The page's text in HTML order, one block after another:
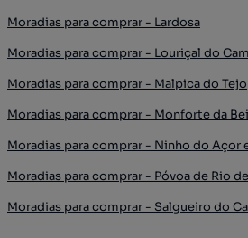
Moradias para comprar - Lardosa
Moradias para comprar - Louriçal do
Moradias para comprar - Malpica do Tejo
Moradias para comprar - Monforte da
Moradias para comprar - Ninho do Açor
Moradias para comprar - Póvoa de Rio
Moradias para comprar - Salgueiro do